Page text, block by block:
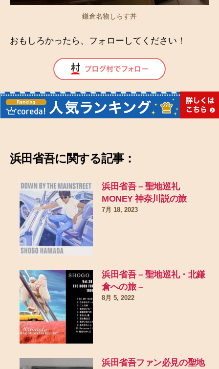
鎌倉名物しらす丼
おもしろかったら、フォローしてください！
浜田省吾に関する記事：
浜田省吾 – 聖地巡礼
MONEY 神奈川説の旅
7月 18, 2023
浜田省吾 – 聖地巡礼・北鎌
倉への旅 –
8月 5, 2022
浜田省吾ファン必見の聖地